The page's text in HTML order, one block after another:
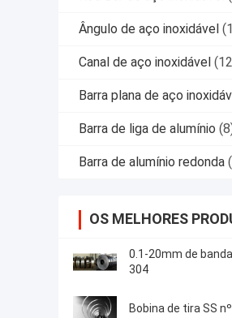
Ângulo de aço inoxidável
Canal de aço inoxidável
Barra plana de aço
Barra de liga de alumínio
Barra de alumínio redonda
OS MELHORES
0.1-20mm de
304
Bobina de tira SS